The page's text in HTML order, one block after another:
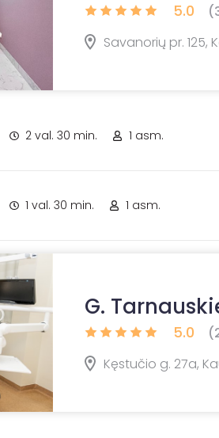
5.0
Savanorių pr. 125,
2 val. 30 min. 1 asm.
1 val. 30 min. 1 asm.
G.
5.0
Kęstučio g. 27a,